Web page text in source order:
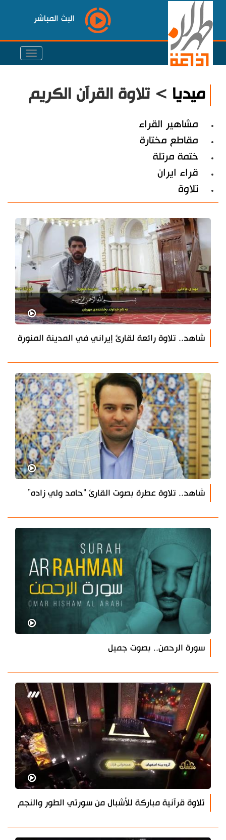
البث المباشر
ميديا > تلاوة القرآن الكريم
مشاهير القراء
مقاطع مختارة
ختمة مرتلة
قراء ايران
تلاوة
شاهد.. تلاوة رائعة لقارئ إيراني في المدينة المنورة
شاهد.. تلاوة عطرة بصوت القارئ "حامد ولي زاده"
سورة الرحمن.. بصوت جميل
تلاوة قرآنية مباركة للأشبال من سورتي الطور والنجم